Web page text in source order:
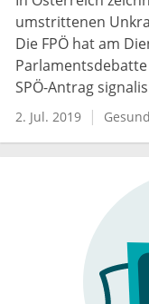
umstrittenen
Die FPÖ hat am
SPÖ-Antrag
2. Jul. 2019